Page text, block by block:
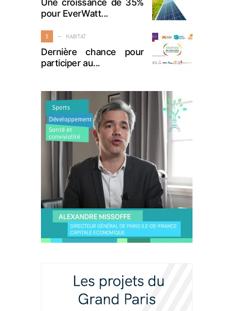
Une croissance de 35%
pour EverWatt...
5 HABITAT
Dernière chance pour
participer au...